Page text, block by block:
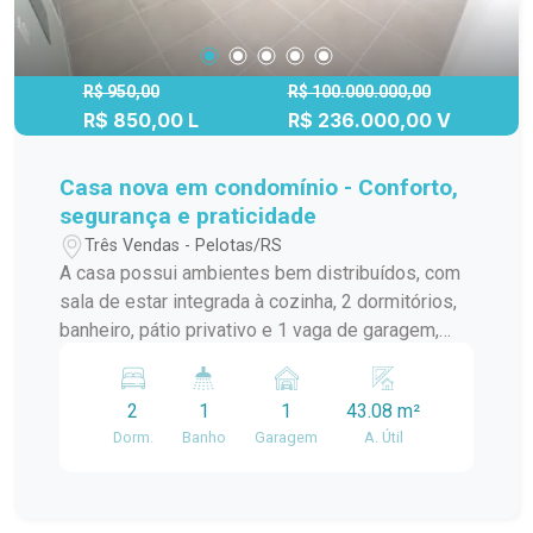
frente à casa, oferecendo segurança e
R$ 950,00
R$ 850,00 L
R$ 100.000.000,00
R$ 236.000,00 V
Casa nova em condomínio - Conforto,
segurança e praticidade
Três Vendas - Pelotas/RS
A casa possui ambientes bem distribuídos, com
sala de estar integrada à cozinha, 2 dormitórios,
banheiro, pátio privativo e 1 vaga de garagem,
completa do Condomínio Altos dos Jerivás,
projetada para proporcionar lazer, bem-estar e
2
Dorm.
1
Banho
1
Garagem
43.08 m²
A. Útil